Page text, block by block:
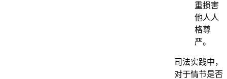
重损害
他人人
格尊
严。
司法实践中，
对于情节是否